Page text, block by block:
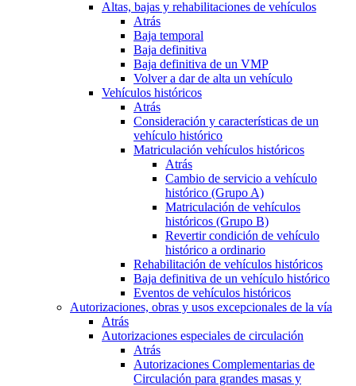
Altas, bajas y rehabilitaciones de vehículos
Atrás
Baja temporal
Baja definitiva
Baja definitiva de un VMP
Volver a dar de alta un vehículo
Vehículos históricos
Atrás
Consideración y características de un
vehículo histórico
Matriculación vehículos históricos
Atrás
Cambio de servicio a vehículo
histórico (Grupo A)
Matriculación de vehículos
históricos (Grupo B)
Revertir condición de vehículo
histórico a ordinario
Rehabilitación de vehículos históricos
Baja definitiva de un vehículo histórico
Eventos de vehículos históricos
Autorizaciones, obras y usos excepcionales de la vía
Atrás
Autorizaciones especiales de circulación
Atrás
Autorizaciones Complementarias de
Circulación para grandes masas y